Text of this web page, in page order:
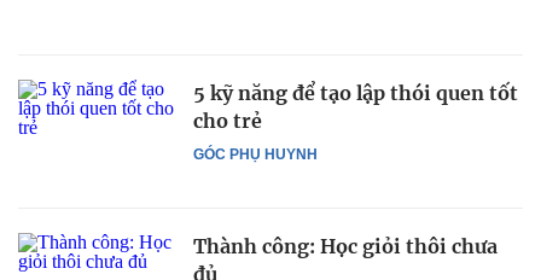
GÓC PHỤ HUYNH
5 kỹ năng để tạo lập thói quen tốt
cho trẻ
Thành công: Học giỏi thôi chưa
đủ